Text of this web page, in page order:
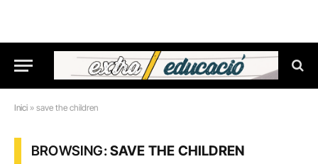
Inici » save the children
BROWSING:SAVE THE CHILDREN